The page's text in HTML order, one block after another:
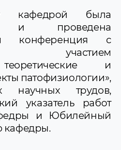
была
и проведена
конференция с
участием
и
патофизиологии»,
научных трудов,
указатель работ
и Юбилейный
кафедры.